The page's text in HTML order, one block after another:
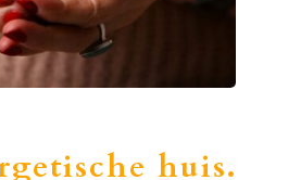
huis.